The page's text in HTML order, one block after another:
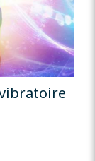
vibratoire